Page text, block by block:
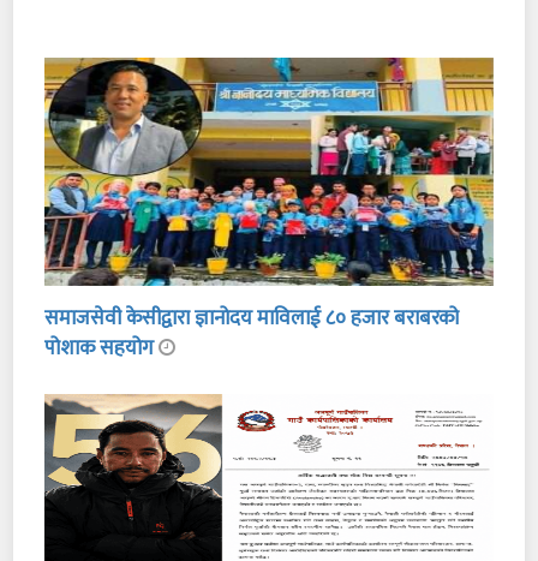
समाजसेवी केसीद्वारा ज्ञानोदय माविलाई ८० हजार बराबरको
पोशाक सहयोग